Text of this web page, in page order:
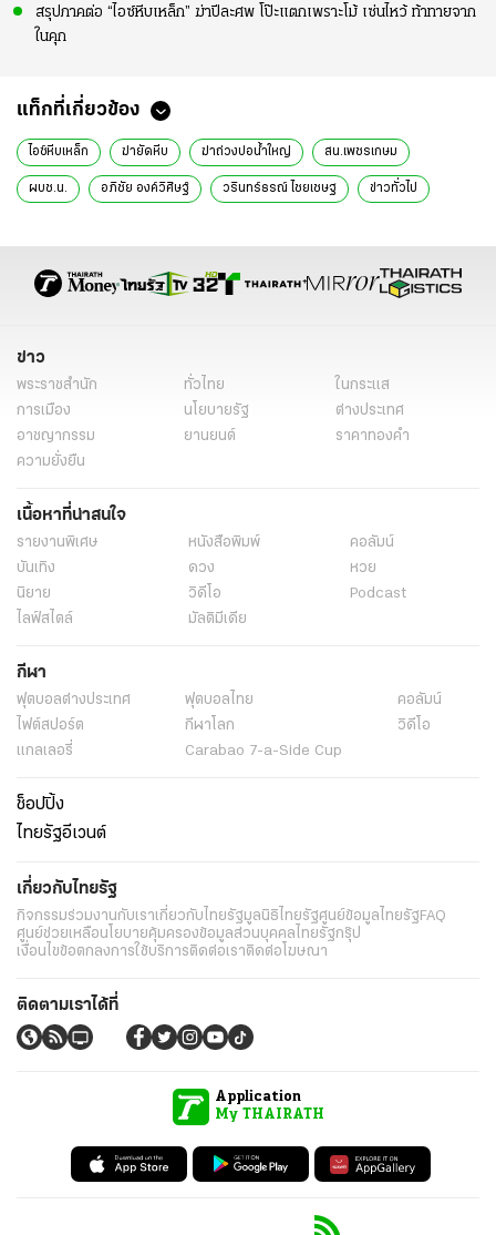
สรุปภาคต่อ “ไอซ์หีบเหล็ก” ฆ่าปีละศพ โป๊ะแตกเพราะโม้ เซ่นไหว้ ท้าทายจาก
ในคุก
แท็กที่เกี่ยวข้อง
ไอซ์หีบเหล็ก ฆ่ายัดหีบ ฆ่าถ่วงบ่อน้ำใหญ่ สน.เพชรเกษม
ผบช.น. อภิชัย องค์วิศิษฐ์ วรินทร์ธรณ์ ไชยเชษฐ ข่าวทั่วไป
ข่าว
พระราชสำนัก ทั่วไทย
ในกระแส
การเมือง
นโยบายรัฐ
ต่างประเทศ
อาชญากรรม
ยานยนต์
ราคาทองคำ
ความยั่งยืน
เนื้อหาที่น่าสนใจ
รายงานพิเศษ หนังสือพิมพ์
คอลัมน์
บันเทิง
ดวง
หวย
นิยาย
วิดีโอ
Podcast
ไลฟ์สไตล์
มัลติมีเดีย
กีฬา
ฟุตบอลต่่างประเทศ ฟุตบอลไทย
คอลัมน์
ไฟต์สปอร์ต
กีฬาโลก
วิดีโอ
แกลเลอรี่
Carabao 7-a-Side Cup
ช็อปปิ้ง
ไทยรัฐอีเวนต์
เกี่ยวกับไทยรัฐ
กิจกรรมร่วมงานกับเราเกี่ยวกับไทยรัฐมูลนิธิไทยรัฐศูนย์ข้อมูลไทยรัฐFAQ
ศูนย์ช่วยเหลือนโยบายคุ้มครองข้อมูลส่วนบุคคลไทยรัฐกรุ๊ป
เงื่อนไขข้อตกลงการใช้บริการติดต่อเราติดต่อโฆษณา
ติดตามเราได้ที่
Application
My THAIRATH